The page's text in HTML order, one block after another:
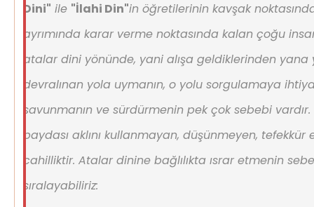
Dini" ile "İlahi Din"in öğretilerinin kavşak
ayrımında karar verme noktasında kalan çoğu
atalar dini yönünde, yani alışa geldiklerinden yana
devralınan yola uymanın, o yolu sorgulamaya
savunmanın ve sürdürmenin pek çok sebebi
paydası aklını kullanmayan, düşünmeyen,
cahilliktir. Atalar dinine bağlılıkta ısrar etmenin
sıralayabiliriz: